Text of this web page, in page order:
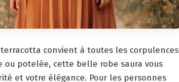
convient à toutes les corpulences
ou potelée, cette belle robe saura vous
et votre élégance. Pour les personnes